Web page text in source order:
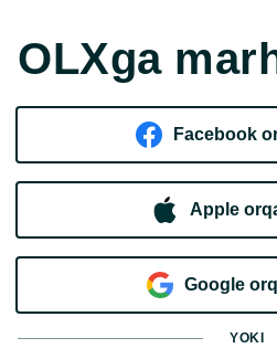
OLXga
Facebook
Apple
Goo​g​le
YOKI